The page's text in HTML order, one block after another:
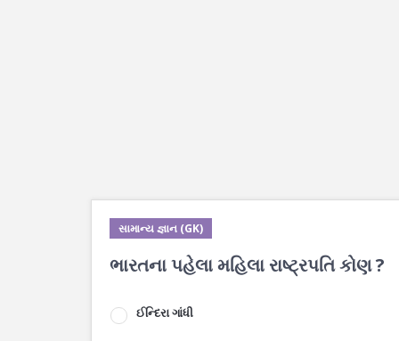
સામાન્ય જ્ઞાન (GK)
ભારતના પહેલા મહિલા રાષ્ટ્રપતિ કોણ ?
ઈન્દિરા ગાંધી